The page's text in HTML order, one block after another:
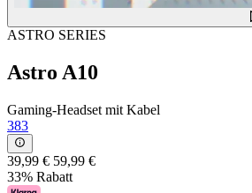
ASTRO SERIES
Astro A10
Gaming-Headset mit Kabel
383
39,99 € 59,99 €
33% Rabatt